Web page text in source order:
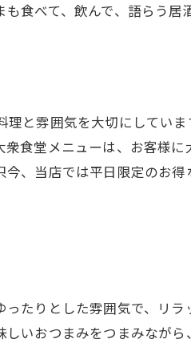
食べて、飲んで、語らう居
と雰囲気を大切にしてい
食堂メニューは、お客様
、当店では平日限定のお
たりとした雰囲気で、リ
いおつまみをつまみなが